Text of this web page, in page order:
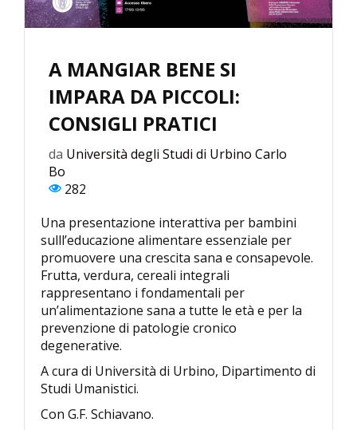
A MANGIAR BENE SI
IMPARA DA PICCOLI:
CONSIGLI PRATICI
da Università degli Studi di Urbino Carlo
Bo
282
Una presentazione interattiva per bambini
sulll’educazione alimentare essenziale per
promuovere una crescita sana e consapevole.
Frutta, verdura, cereali integrali
rappresentano i fondamentali per
un’alimentazione sana a tutte le età e per la
prevenzione di patologie cronico
degenerative.
A cura di Università di Urbino, Dipartimento di
Studi Umanistici.
Con G.F. Schiavano.